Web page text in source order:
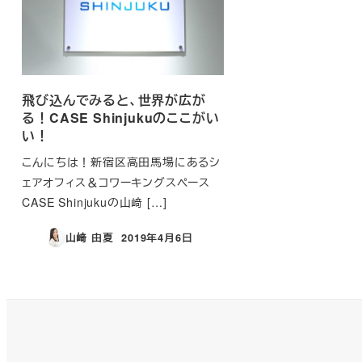
飛び込んでみると、世界が広が
る！CASE Shinjukuのここがい
い！
こんにちは！新宿区高田馬場にあるシ
ェアオフィス＆コワーキングスペース
CASE Shinjukuの山﨑 […]
山﨑 由夏
投稿日
2019年4月6日